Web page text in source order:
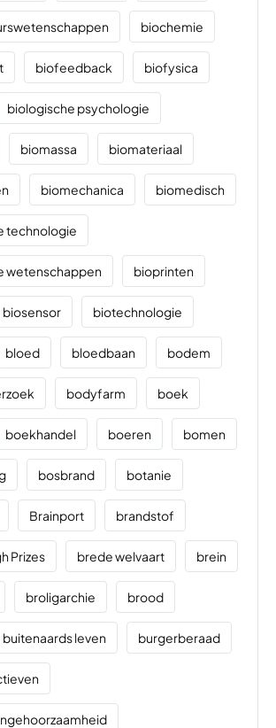
biochemie
biofeedback biofysica
biologische psychologie
biomassa biomateriaal
biomechanica biomedisch
technologie
wetenschappen bioprinten
biosensor biotechnologie
bloed bloedbaan bodem
bodyfarm boek
boekhandel boeren bomen
bosbrand botanie
Brainport brandstof
Prizes brede welvaart brein
broligarchie brood
buitenaards leven burgerberaad